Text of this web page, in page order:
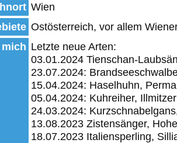
Wien
Ostösterreich, vor allem
mich Letzte neue Arten:
03.01.2024 Tienschan-
23.07.2024:
15.04.2024: Haselhuhn,
05.04.2024: Kuhreiher,
24.03.2024:
13.08.2023 Zistensänger,
18.07.2023 Italiensperling,